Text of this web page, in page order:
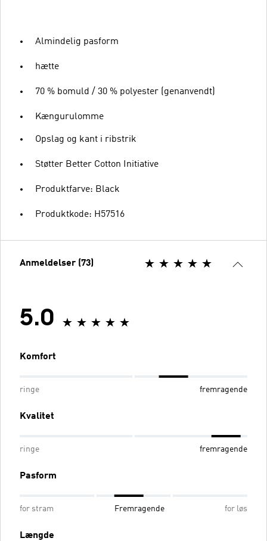
Almindelig pasform
hætte
70 % bomuld / 30 % polyester (genanvendt)
Kængurulomme
Opslag og kant i ribstrik
Støtter Better Cotton Initiative
Produktfarve: Black
Produktkode: H57516
Anmeldelser (73)
5.0
Komfort
ringe fremragende
Kvalitet
ringe fremragende
Pasform
for stram Fremragende for løs
Længde